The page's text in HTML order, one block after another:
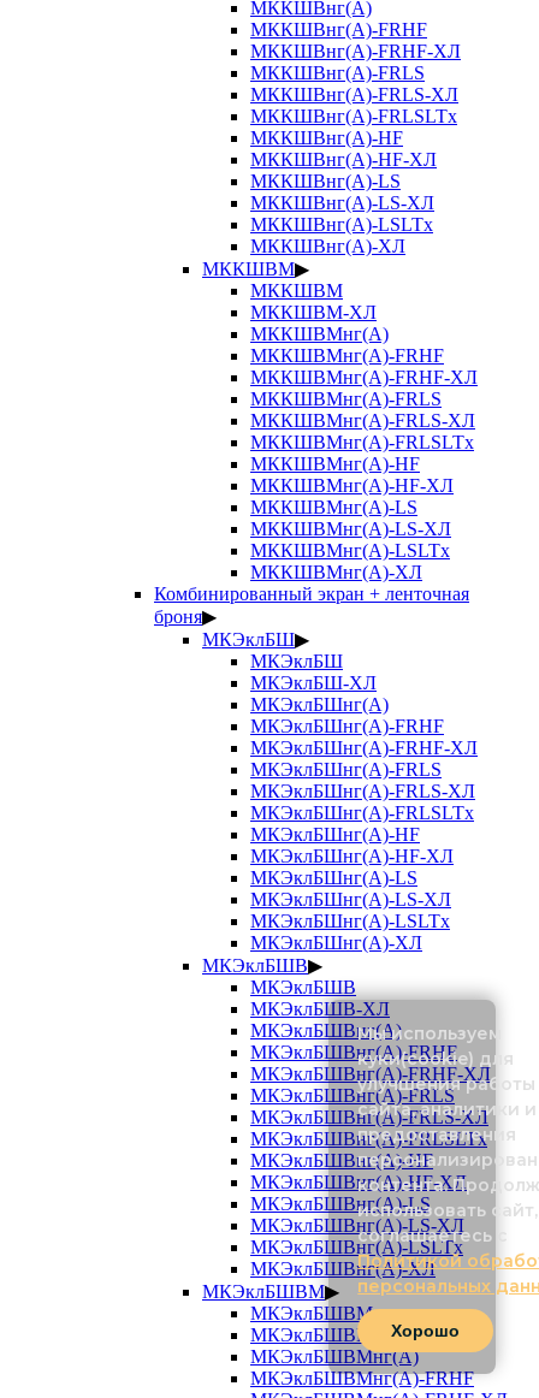
МККШВнг(А)
МККШВнг(А)-FRHF
МККШВнг(А)-FRHF-ХЛ
МККШВнг(А)-FRLS
МККШВнг(А)-FRLS-ХЛ
МККШВнг(А)-FRLSLTx
МККШВнг(А)-HF
МККШВнг(А)-HF-ХЛ
МККШВнг(А)-LS
МККШВнг(А)-LS-ХЛ
МККШВнг(А)-LSLTx
МККШВнг(А)-ХЛ
МККШВМ▶
МККШВМ
МККШВМ-ХЛ
МККШВМнг(А)
МККШВМнг(А)-FRHF
МККШВМнг(А)-FRHF-ХЛ
МККШВМнг(А)-FRLS
МККШВМнг(А)-FRLS-ХЛ
МККШВМнг(А)-FRLSLTx
МККШВМнг(А)-HF
МККШВМнг(А)-HF-ХЛ
МККШВМнг(А)-LS
МККШВМнг(А)-LS-ХЛ
МККШВМнг(А)-LSLTx
МККШВМнг(А)-ХЛ
Комбинированный экран + ленточная
броня▶
МКЭклБШ▶
МКЭклБШ
МКЭклБШ-ХЛ
МКЭклБШнг(А)
МКЭклБШнг(А)-FRHF
МКЭклБШнг(А)-FRHF-ХЛ
МКЭклБШнг(А)-FRLS
МКЭклБШнг(А)-FRLS-ХЛ
МКЭклБШнг(А)-FRLSLTx
МКЭклБШнг(А)-HF
МКЭклБШнг(А)-HF-ХЛ
МКЭклБШнг(А)-LS
МКЭклБШнг(А)-LS-ХЛ
МКЭклБШнг(А)-LSLTx
МКЭклБШнг(А)-ХЛ
МКЭклБШВ▶
МКЭклБШВ
МКЭклБШВ-ХЛ
МКЭклБШВнг(А)
МКЭклБШВнг(А)-FRHF
МКЭклБШВнг(А)-FRHF-ХЛ
МКЭклБШВнг(А)-FRLS
МКЭклБШВнг(А)-FRLS-ХЛ
МКЭклБШВнг(А)-FRLSLTx
МКЭклБШВнг(А)-HF
МКЭклБШВнг(А)-HF-ХЛ
МКЭклБШВнг(А)-LS
МКЭклБШВнг(А)-LS-ХЛ
МКЭклБШВнг(А)-LSLTx
МКЭклБШВнг(А)-ХЛ
МКЭклБШВМ▶
МКЭклБШВМ
МКЭклБШВМ-ХЛ
МКЭклБШВМнг(А)
МКЭклБШВМнг(А)-FRHF
Мы используем
куки(cookie) для
улучшения работы
сайта, аналитики и
предоставления
контента.
использовать
соглашаетесь с
Политикой
персональных
Хорошо